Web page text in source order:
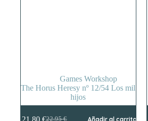
Games Workshop
The Horus Heresy nº 12/54 Los mil
hijos
22,95€
21,80€ Añadir al carrito